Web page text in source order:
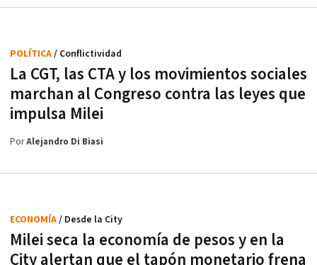
La CGT, las CTA y los movimientos sociales
marchan al Congreso contra las leyes que
impulsa Milei
POLÍTICA/ Conflictividad
PorAlejandro Di Biasi
Milei seca la economía de pesos y en la
City alertan que el tapón monetario frena
ECONOMÍA/ Desde la City